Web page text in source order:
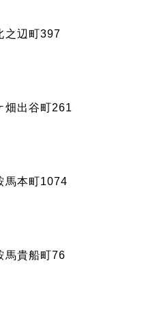
之辺町397
畑出谷町261
馬本町1074
馬貴船町76